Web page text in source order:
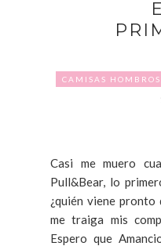
CAMISAS
Casi me muero
Pull&Bear, lo
¿quién viene pronto
me traiga mis
Espero que